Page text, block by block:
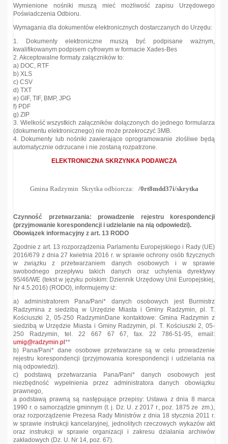
Wymienione nośniki muszą mieć możliwość zapisu Urzędowego
Poświadczenia Odbioru.
Wymagania dla dokumentów elektronicznych dostarczanych do Urzędu:
1. Dokumenty elektroniczne muszą być podpisane ważnym,
kwalifikowanym podpisem cyfrowym w formacie Xades-Bes
2. Akceptowalne formaty załączników to:
a) DOC, RTF
b) XLS
c) CSV
d) TXT
e) GIF, TIF, BMP, JPG
f) PDF
g) ZIP
3. Wielkość wszystkich załączników dołączonych do jednego formularza
(dokumentu elektronicznego) nie może przekroczyć 3MB.
4. Dokumenty lub nośniki zawierające oprogramowanie złośliwe będą
automatycznie odrzucane i nie zostaną rozpatrzone.
ELEKTRONICZNA SKRZYNKA PODAWCZA
Gmina Radzymin Skrytka odbiorcza: /0rt8mdd37i/skrytka
Czynność przetwarzania: prowadzenie rejestru korespondencji
(przyjmowanie korespondencji i udzielanie na nią odpowiedzi).
Obowiązek informacyjny z art. 13 RODO
Zgodnie z art. 13 rozporządzenia Parlamentu Europejskiego i Rady (UE)
2016/679 z dnia 27 kwietnia 2016 r. w sprawie ochrony osób fizycznych
w związku z przetwarzaniem danych osobowych i w sprawie
swobodnego przepływu takich danych oraz uchylenia dyrektywy
95/46/WE (tekst w języku polskim: Dziennik Urzędowy Unii Europejskiej,
Nr 4.5.2016) (RODO), informujemy iż:
a) administratorem Pana/Pani* danych osobowych jest Burmistrz
Radzymina z siedzibą w Urzędzie Miasta i Gminy Radzymin, pl. T.
Kościuszki 2, 05-250 RadzyminDane kontaktowe: Gmina Radzymin z
siedzibą w Urzędzie Miasta i Gminy Radzymin, pl. T. Kościuszki 2, 05-
250 Radzymin, tel. 22 667 67 67, fax. 22 786-51-95, email:
umig@radzymin.pl **
b) Pana/Pani* dane osobowe przetwarzane są w celu prowadzenie
rejestru korespondencji (przyjmowania korespondencji i udzielania na
nią odpowiedzi).
c) podstawą przetwarzania Pana/Pani* danych osobowych jest
niezbędność wypełnienia przez administratora danych obowiązku
prawnego,
a podstawą prawną są następujące przepisy: Ustawa z dnia 8 marca
1990 r. o samorządzie gminnym (t. j. Dz. U. z 2017 r., poz. 1875 ze zm.),
oraz rozporządzenie Prezesa Rady Ministrów z dnia 18 stycznia 2011 r.
w sprawie instrukcji kancelaryjnej, jednolitych rzeczowych wykazów akt
oraz instrukcji w sprawie organizacji i zakresu działania archiwów
zakładowych (Dz. U. Nr 14, poz. 67).